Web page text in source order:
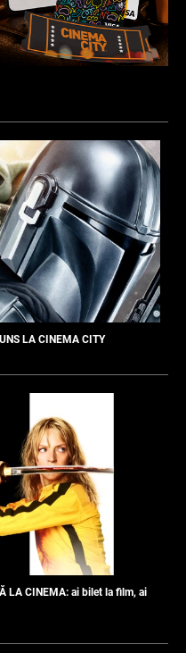
LA CINEMA CITY
LA CINEMA: ai bilet la film, ai